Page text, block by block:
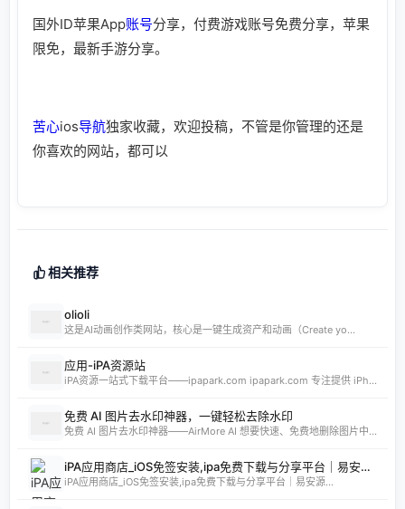
国外ID苹果App账号分享，付费游戏账号免费分享，苹果
限免，最新手游分享。
苦心ios导航独家收藏，欢迎投稿，不管是你管理的还是
你喜欢的网站，都可以
相关推荐
olioli
这是AI动画创作类网站，核心是一键生成资产和动画（Create yo...
应用-iPA资源站
iPA资源一站式下载平台——ipapark.com ipapark.com 专注提供 iPhone、iPad、iPod 软体的 IPA 文件下载服务，覆盖 iOS4 至 iOS16 全系统版本，满足不同机型的用户需求。无论是正版砸壳、开心版软件，还是越狱插件、免费证书，都可在本站快速获取。 核心优势 **全网最全 ip
免费 AI 图片去水印神器，一键轻松去除水印
免费 AI 图片去水印神器——AirMore AI 想要快速、免费地删除图片中的文字、logo或水印？AirMore AI 提供的免费在线图片去水印工具，无需登录注册，只需一键上传，数秒即可生成高清无水印图片。 核心优势 免费且无需注册，使用门槛为零。 AI 自动识别并清理图片中的水印、文字或徽标。 一键轻松去除水印，
iPA应用商店_iOS免签安装,ipa免费下载与分享平台｜易安源&酷卡软件
iPA应用商店_iOS免签安装,ipa免费下载与分享平台｜易安源...